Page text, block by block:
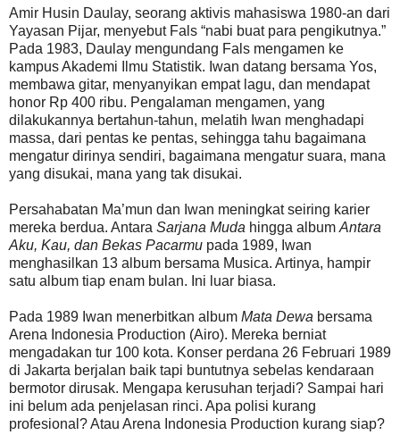
Amir Husin Daulay, seorang aktivis mahasiswa 1980-an dari
Yayasan Pijar, menyebut Fals “nabi buat para pengikutnya.”
Pada 1983, Daulay mengundang Fals mengamen ke
kampus Akademi Ilmu Statistik. Iwan datang bersama Yos,
membawa gitar, menyanyikan empat lagu, dan mendapat
honor Rp 400 ribu. Pengalaman mengamen, yang
dilakukannya bertahun-tahun, melatih Iwan menghadapi
massa, dari pentas ke pentas, sehingga tahu bagaimana
mengatur dirinya sendiri, bagaimana mengatur suara, mana
yang disukai, mana yang tak disukai.
Persahabatan Ma’mun dan Iwan meningkat seiring karier
mereka berdua. Antara Sarjana Muda hingga album Antara
Aku, Kau, dan Bekas Pacarmu pada 1989, Iwan
menghasilkan 13 album bersama Musica. Artinya, hampir
satu album tiap enam bulan. Ini luar biasa.
Pada 1989 Iwan menerbitkan album Mata Dewa bersama
Arena Indonesia Production (Airo). Mereka berniat
mengadakan tur 100 kota. Konser perdana 26 Februari 1989
di Jakarta berjalan baik tapi buntutnya sebelas kendaraan
bermotor dirusak. Mengapa kerusuhan terjadi? Sampai hari
ini belum ada penjelasan rinci. Apa polisi kurang
profesional? Atau Arena Indonesia Production kurang siap?